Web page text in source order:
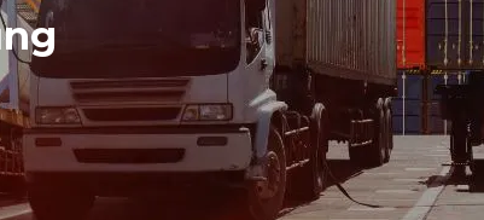
Đắk Nông
Lâm Đồng